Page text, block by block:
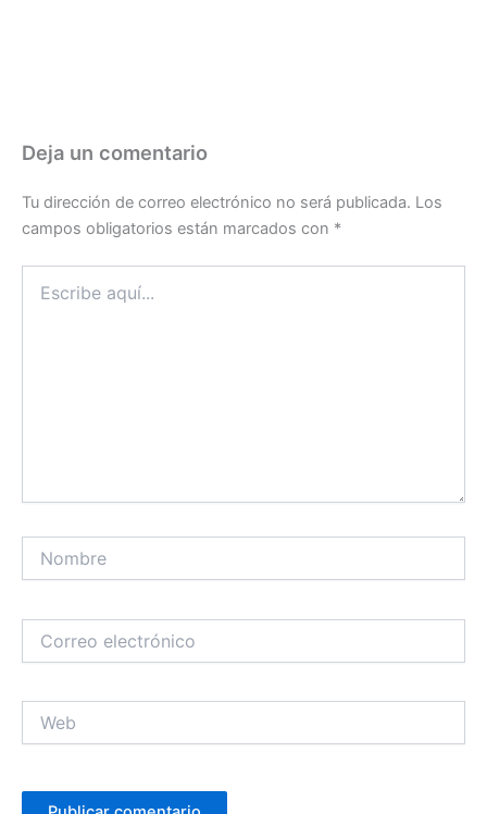
Deja un comentario
Tu dirección de correo electrónico no será publicada. Los
campos obligatorios están marcados con *
aquí...
electrónico